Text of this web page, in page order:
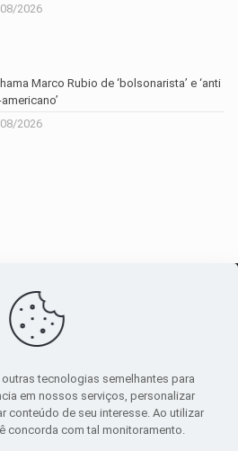
2026
Marco Rubio de ‘bolsonarista’ e ‘anti
2026
de notícias
Privacidade|Termos de uso
tecnologias semelhantes para
em nossos serviços, personalizar
conteúdo de seu interesse. Ao utilizar
concorda com tal monitoramento.